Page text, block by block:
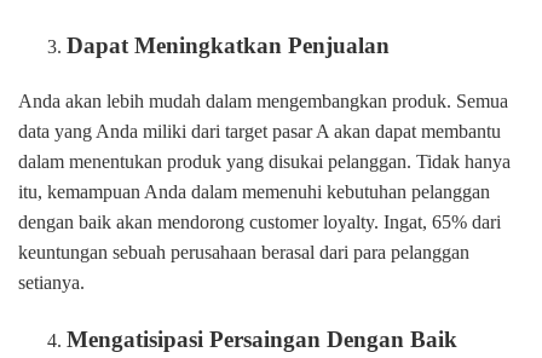
Dapat Meningkatkan Penjualan
Anda akan lebih mudah dalam mengembangkan produk. Semua
data yang Anda miliki dari target pasar A akan dapat membantu
dalam menentukan produk yang disukai pelanggan. Tidak hanya
itu, kemampuan Anda dalam memenuhi kebutuhan pelanggan
dengan baik akan mendorong customer loyalty. Ingat, 65% dari
keuntungan sebuah perusahaan berasal dari para pelanggan
setianya.
Mengatisipasi Persaingan Dengan Baik